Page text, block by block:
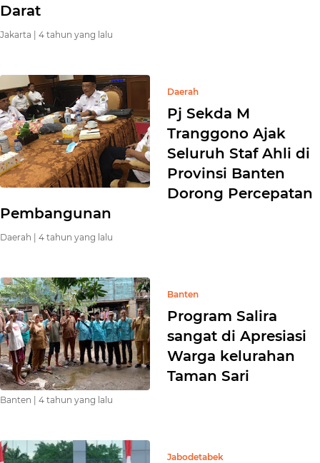
Darat
Jakarta | 4 tahun yang lalu
Daerah
Pj Sekda M
Tranggono Ajak
Seluruh Staf Ahli di
Provinsi Banten
Dorong Percepatan
Pembangunan
Daerah | 4 tahun yang lalu
Banten
Program Salira
sangat di Apresiasi
Warga kelurahan
Taman Sari
Banten | 4 tahun yang lalu
Jabodetabek